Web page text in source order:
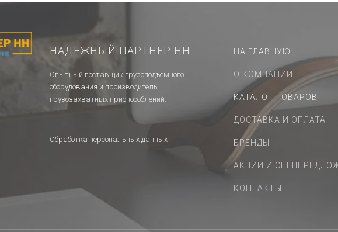
НАДЕЖНЫЙ ПАРТНЕР НН
Опытный поставщик грузоподъемного
оборудования и производитель
грузозахватных приспособлений.
Обработка персональных данных
НА ГЛАВНУЮ
О КОМПАНИИ
КАТАЛОГ ТОВАРОВ
ДОСТАВКА И ОПЛАТА
БРЕНДЫ
АКЦИИ И
КОНТАКТЫ